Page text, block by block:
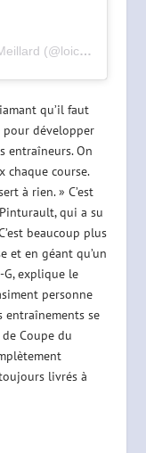
Une publication partagée par Loïc Meillard (@loicmeillard)
qu’il faut
développer
entraîneurs. On
chaque course.
à rien. » C’est
qui a su
beaucoup plus
et en géant qu’un
explique le
personne
entraînements se
Coupe du
livrés à